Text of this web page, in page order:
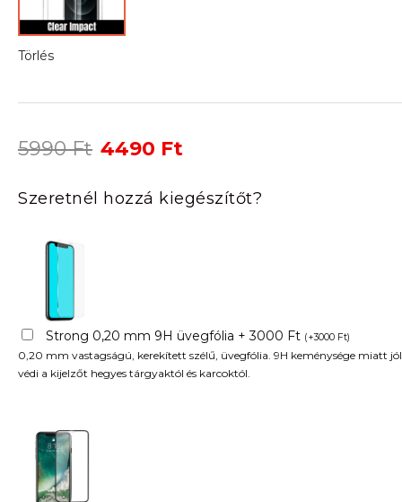
Törlés
5990Ft Original
was:
5990 Ft.
4490 Ft
is:
4490 Ft.
Szeretnél hozzá kiegészítőt?
Strong 0,20 mm 9H üvegfólia + 3000 Ft (+3000 Ft)
0,20 mm vastagságú, kerekített szélű, üvegfólia. 9H keménysége miatt jól
védi a kijelzőt hegyes tárgyaktól és karcoktól.